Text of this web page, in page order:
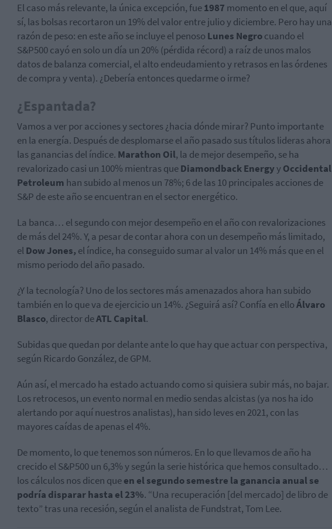
El caso más relevante, la única excepción, fue1987 momento en el que, aquí
sí, las bolsas recortaron un 19% del valor entre julio y diciembre. Pero hay una
razón de peso: en este año se incluye el penoso Lunes Negrocuando el
S&P500 cayó en solo un día un 20% (pérdida récord) a raíz de unos malos
datos de balanza comercial, el alto endeudamiento y retrasos en las órdenes
de compra y venta). ¿Debería entonces quedarme o irme?
¿Espantada?
Vamos a ver por acciones y sectores ¿hacia dónde mirar? Punto importante
en la energía. Después de desplomarse el año pasado sus títulos lideras ahora
las ganancias del índice. Marathon Oil, la de mejor desempeño, se ha
revalorizado casi un 100% mientras queDiamondback EnergyyOccidental
Petroleum han subido al menos un 78%; 6 de las 10 principales acciones de
S&P de este año se encuentran en el sector energético.
La banca… el segundo con mejor desempeño en el año con revalorizaciones
de más del 24%. Y, a pesar de contar ahora con un desempeño más limitado,
elDow Jones, el índice, ha conseguido sumar al valor un 14% más que en el
mismo periodo del año pasado.
¿Y la tecnología? Uno de los sectores más amenazados ahora han subido
también en lo que va de ejercicio un 14%. ¿Seguirá así? Confía en elloÁlvaro
Blasco, director deATL Capital.
Subidas que quedan por delante ante lo que hay que actuar con perspectiva,
según Ricardo González, de GPM.
Aún así, el mercado ha estado actuando como si quisiera subir más, no bajar.
Los retrocesos, un evento normal en medio sendas alcistas (ya nos ha ido
alertando por aquí nuestros analistas), han sido leves en 2021, con las
mayores caídas de apenas el 4%.
De momento, lo que tenemos son números. En lo que llevamos de año ha
crecido el S&P500 un 6,3% y según la serie histórica que hemos consultado…
los cálculos nos dicen queen el segundo semestre la ganancia anual se
podría disparar hasta el 23%. “Una recuperación [del mercado] de libro de
texto” tras una recesión, según el analista de Fundstrat, Tom Lee.